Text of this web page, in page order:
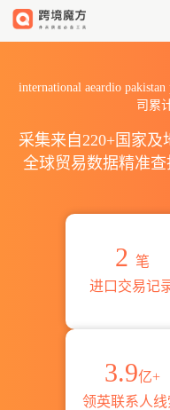
international aeardio
司累
采集来自220+国家及
全球贸易数据精准
2 笔
进口交易记
3.9亿+
领英联系人线